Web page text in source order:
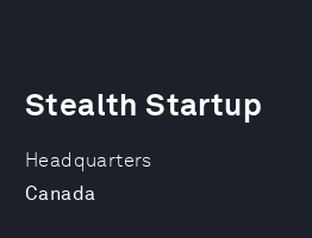
Headquarters
Canada
Stealth Startup